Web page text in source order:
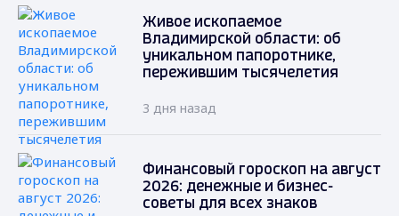
Живое ископаемое
Владимирской области: об
уникальном папоротнике,
пережившим тысячелетия
3 дня назад
Финансовый гороскоп на август
2026: денежные и бизнес-
советы для всех знаков